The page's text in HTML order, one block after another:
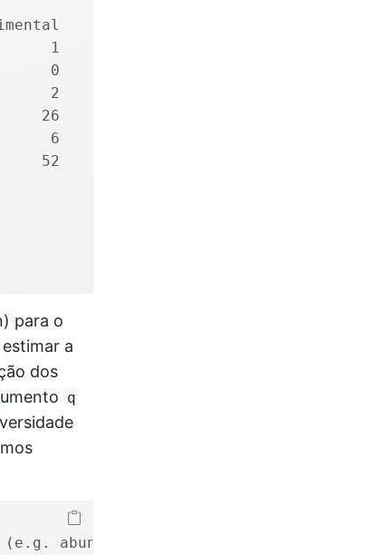
1
0
2
26
6
52
para o
a
dos
q
abundância, incidência).